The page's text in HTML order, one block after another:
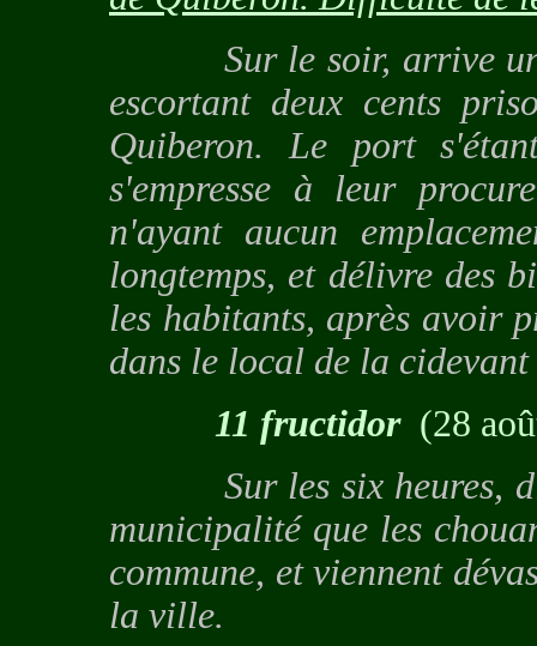
Sur le soir, arrive un
escortant deux cents
Quiberon. Le port
s'empresse à leur
n'ayant aucun
longtemps, et délivre des
les habitants, après avoir
dans le local de la
11 fructidor (28
Sur les six heures,
municipalité que les
commune, et viennent
la ville.